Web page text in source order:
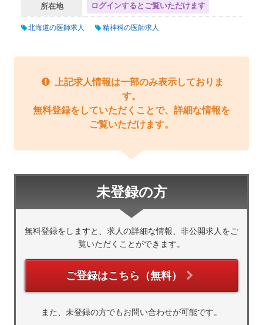
所在地 ログインするとご覧いただけます
北海道の医師求人 精神科の医師求人
上記求人情報は一部のみ表示しておりま
す。
無料登録をしていただくことで、詳細な情報を
ご覧いただけます。
未登録の方
無料登録をしますと、求人の詳細な情報、非公開求人をご
覧いただくことができます。
ご登録はこちら（無料）
また、未登録の方でもお問い合わせが可能です。